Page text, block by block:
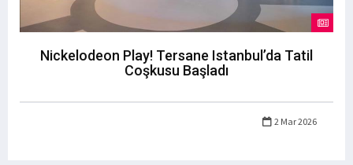
Nickelodeon Play! Tersane Istanbul’da Tatil
Coşkusu Başladı
2 Mar 2026